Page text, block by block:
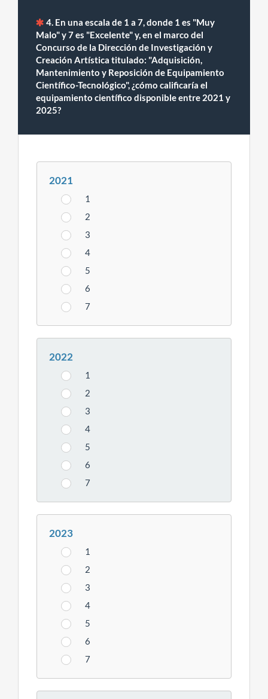
4. En una escala de 1 a 7, donde 1 es "Muy
Malo" y 7 es "Excelente" y, en el marco del
Concurso de la Dirección de Investigación y
Creación Artística titulado: "Adquisición,
Mantenimiento y Reposición de Equipamiento
Científico-Tecnológico", ¿cómo calificaría el
equipamiento científico disponible entre 2021 y
2025?
2021
1
2
3
4
5
6
7
2022
1
2
3
4
5
6
7
2023
1
2
3
4
5
6
7